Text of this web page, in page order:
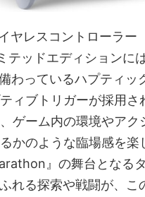
ヤレスコントローラー
テッドエディションに
わっているハプティッ
ィブトリガーが採用さ
ゲーム内の環境やアク
かのような臨場感を楽
』の舞台となる
れる探索や戦闘が、こ